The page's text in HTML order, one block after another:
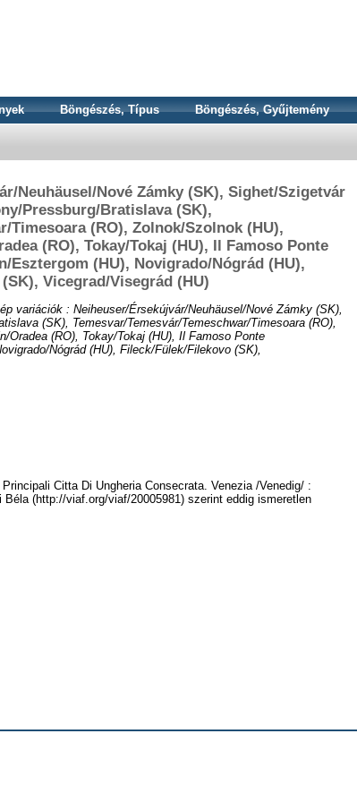
Böngészés, Típus Böngészés, Gyűjtemény
Neuhäusel/Nové Zámky (SK), Sighet/Szigetvár
Pressburg/Bratislava (SK),
Timesoara (RO), Zolnok/Szolnok (HU),
(RO), Tokay/Tokaj (HU), Il Famoso Ponte
Esztergom (HU), Novigrado/Nógrád (HU),
Vicegrad/Visegrád (HU)
variációk : Neiheuser/Érsekújvár/Neuhäusel/Nové Zámky (SK),
(SK), Temesvar/Temesvár/Temeschwar/Timesoara (RO),
Oradea (RO), Tokay/Tokaj (HU), Il Famoso Ponte
Nógrád (HU), Fileck/Fülek/Filekovo (SK),
Citta Di Ungheria Consecrata. Venezia /Venedig/ :
(http://viaf.org/viaf/20005981) szerint eddig ismeretlen